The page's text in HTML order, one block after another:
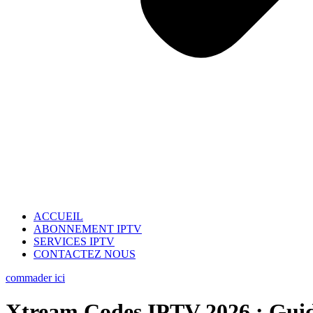
ACCUEIL
ABONNEMENT IPTV
SERVICES IPTV
CONTACTEZ NOUS
commader ici